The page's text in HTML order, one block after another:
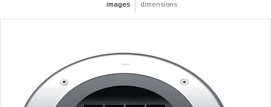
images dimensions